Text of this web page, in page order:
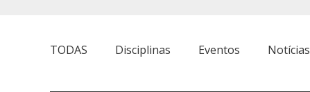
TODAS Disciplinas Eventos Notícias